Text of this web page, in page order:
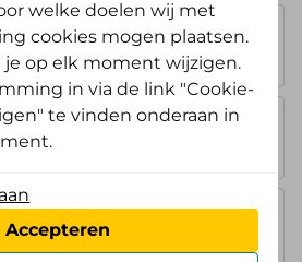
welke doelen wij met
cookies mogen plaatsen.
op elk moment wijzigen.
in via de link "Cookie-
te vinden onderaan in
Accepteren